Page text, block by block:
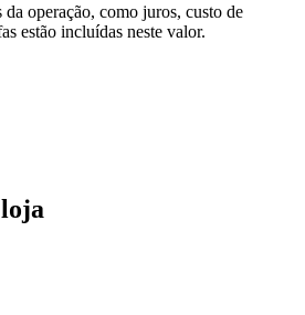
operação, como juros, custo de
estão incluídas neste valor.